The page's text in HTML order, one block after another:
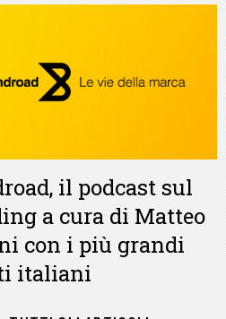
il podcast sul
a cura di Matteo
con i più grandi
italiani